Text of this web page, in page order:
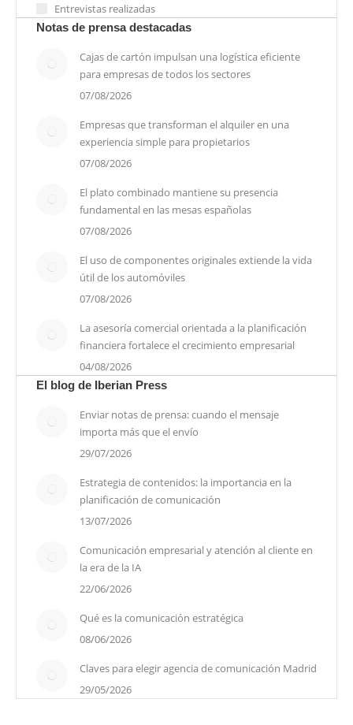
Entrevistas realizadas
Notas de prensa destacadas
Cajas de cartón impulsan una logística eficiente
para empresas de todos los sectores
07/08/2026
Empresas que transforman el alquiler en una
experiencia simple para propietarios
07/08/2026
El plato combinado mantiene su presencia
fundamental en las mesas españolas
07/08/2026
El uso de componentes originales extiende la vida
útil de los automóviles
07/08/2026
La asesoría comercial orientada a la planificación
financiera fortalece el crecimiento empresarial
04/08/2026
El blog de Iberian Press
Enviar notas de prensa: cuando el mensaje
importa más que el envío
29/07/2026
Estrategia de contenidos: la importancia en la
planificación de comunicación
13/07/2026
Comunicación empresarial y atención al cliente en
la era de la IA
22/06/2026
Qué es la comunicación estratégica
08/06/2026
Claves para elegir agencia de comunicación Madrid
29/05/2026